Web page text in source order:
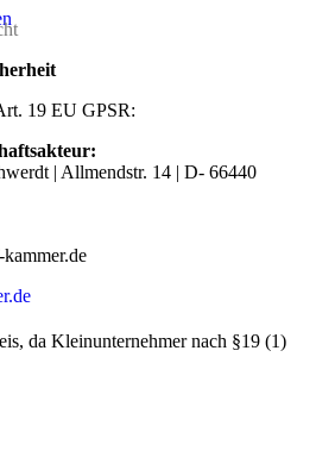
19 EU GPSR:
| Allmendstr. 14 | D- 66440
da Kleinunternehmer nach §19 (1)